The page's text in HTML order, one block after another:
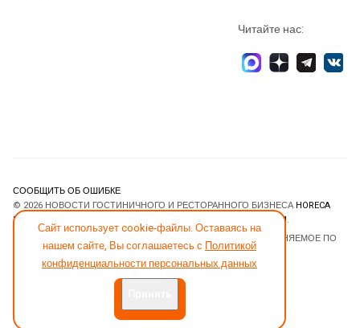
Сайт использует cookie-файлы. Оставаясь на
нашем сайте, Вы соглашаетесь с Политикой
конфиденциальности персональных данных
Читайте нас:
СООБЩИТЬ ОБ ОШИБКЕ
© 2026 НОВОСТИ ГОСТИНИЧНОГО И РЕСТОРАННОГО БИЗНЕСА HORECA
ESTATE
JOOMLART.COM.
- ПРОГРАММНОЕ ОБЕСПЕЧЕНИЕ, РАСПРОСТРАНЯЕМОЕ ПО
ЛИЦЕНЗИИGNU GENERAL PUBLIC LICENSE